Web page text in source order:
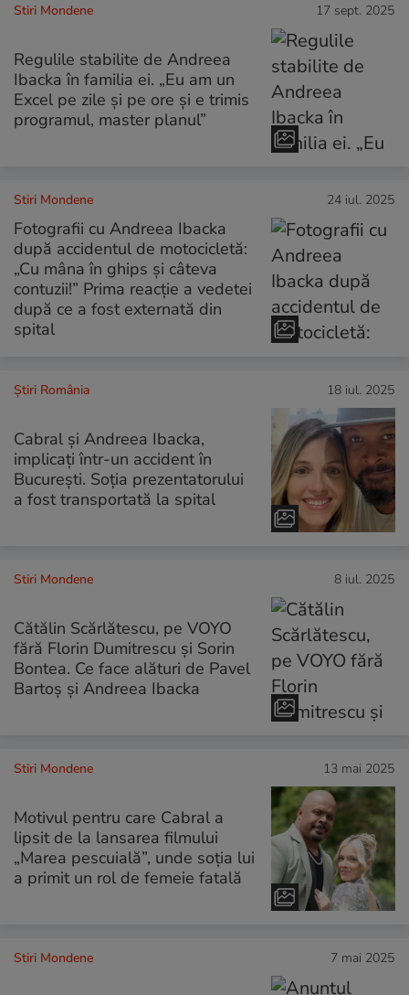
Stiri Mondene 17 sept. 2025
Regulile stabilite de Andreea
Ibacka în familia ei. „Eu am un
Excel pe zile și pe ore și e trimis
programul, master planul”
Stiri Mondene 24 iul. 2025
Fotografii cu Andreea Ibacka
după accidentul de motocicletă:
„Cu mâna în ghips și câteva
contuzii!” Prima reacție a vedetei
după ce a fost externată din
spital
Știri România 18 iul. 2025
Cabral și Andreea Ibacka,
implicați într-un accident în
București. Soția prezentatorului
a fost transportată la spital
Stiri Mondene 8 iul. 2025
Cătălin Scărlătescu, pe VOYO
fără Florin Dumitrescu și Sorin
Bontea. Ce face alături de Pavel
Bartoș și Andreea Ibacka
Stiri Mondene 13 mai 2025
Motivul pentru care Cabral a
lipsit de la lansarea filmului
„Marea pescuială”, unde soția lui
a primit un rol de femeie fatală
Stiri Mondene 7 mai 2025